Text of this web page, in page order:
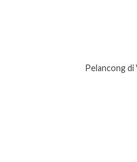
Pelancong di